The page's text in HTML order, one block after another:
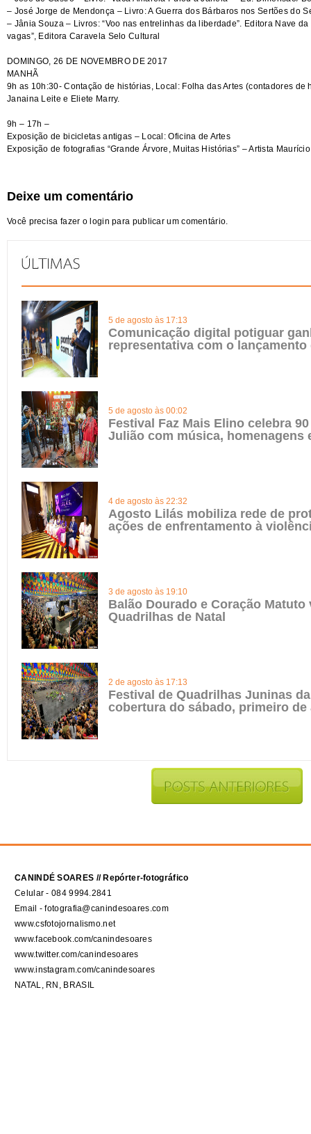
– José Jorge de Mendonça – Livro: A Guerra dos Bárbaros nos Sertões do
– Jânia Souza – Livros: “Voo nas entrelinhas da liberdade”. Editora Nave
vagas”, Editora Caravela Selo Cultural
DOMINGO, 26 DE NOVEMBRO DE 2017
MANHÃ
9h as 10h:30- Contação de histórias, Local: Folha das Artes (contadores de
Janaina Leite e Eliete Marry.
9h – 17h –
Exposição de bicicletas antigas – Local: Oficina de Artes
Exposição de fotografias “Grande Árvore, Muitas Histórias” – Artista
Deixe um comentário
Você precisa fazer o login para publicar um comentário.
5 de agosto às 17:13
Comunicação digital potiguar
representativa com o lançamento
5 de agosto às 00:02
Festival Faz Mais Elino celebra
Julião com música, homenagens
4 de agosto às 22:32
Agosto Lilás mobiliza rede de
ações de enfrentamento à
3 de agosto às 19:10
Balão Dourado e Coração Matuto
Quadrilhas de Natal
2 de agosto às 17:13
Festival de Quadrilhas Juninas
cobertura do sábado, primeiro de
CANINDÉ SOARES // Repórter-fotográfico
Celular - 084 9994.2841
Email - fotografia@canindesoares.com
www.csfotojornalismo.net
www.facebook.com/canindesoares
www.twitter.com/canindesoares
www.instagram.com/canindesoares
NATAL, RN, BRASIL